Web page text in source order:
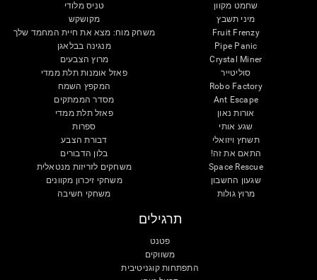
שחמט מקוון
מיני תשבץ
Fruit Frenzy
Pipe Panic
Crystal Miner
סוליטייר
Robo Factory
Ant Escape
אורות נאון
שגע אותי
תשחץ ויזואלי
התאם את זה!
Space Rescue
שגעון החשבון
מרוץ גולות
טניס מלודי
מקושקש
משחק מוח: מצא את חיית המחמד שלך
מנגינה בבלאגן
מרוץ הצבעים
פאזל אומנות תלת ממדי
המקפץ השמח
מסדר הממתקים
פאזל תלת ממדי
ספרות
דבורת הצבע
בלון הדבורים
משחקים לזריזות מנטאלית
משחקי זיכרון מקוונים
משחקי חשיבה
תרגילים
פטנט
משווקים
התפתחות קוגניטיבית